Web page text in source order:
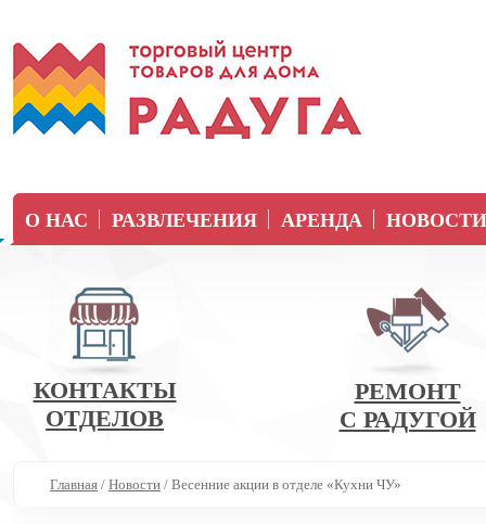
О НАС РАЗВЛЕЧЕНИЯ АРЕНДА НОВОСТИ
КОНТАКТЫ
ОТДЕЛОВ
РЕМОНТ
С РАДУГОЙ
Главная / Новости / Весенние акции в отделе «Кухни ЧУ»